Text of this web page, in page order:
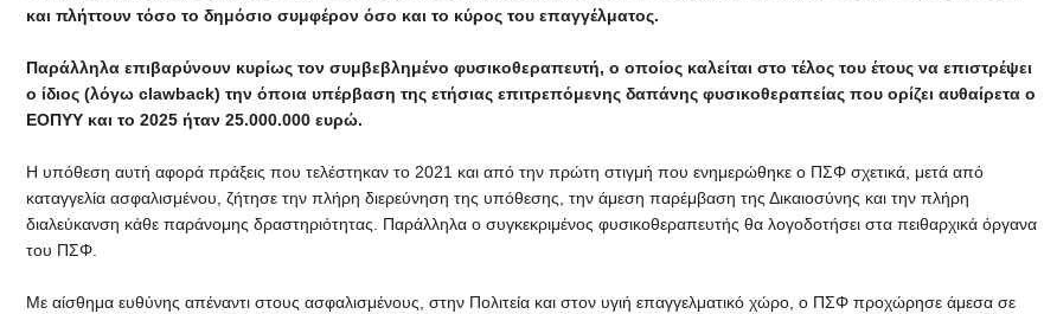
και πλήττουν τόσο το δημόσιο συμφέρον όσο και το κύρος του επαγγέλματος.
Παράλληλα επιβαρύνουν κυρίως τον συμβεβλημένο φυσικοθεραπευτή, ο οποίος καλείται στο τέλος του έτους να επιστρέψει
ο ίδιος (λόγω clawback) την όποια υπέρβαση της ετήσιας επιτρεπόμενης δαπάνης φυσικοθεραπείας που ορίζει αυθαίρετα ο
ΕΟΠΥΥ και το 2025 ήταν 25.000.000 ευρώ.
Η υπόθεση αυτή αφορά πράξεις που τελέστηκαν το 2021 και από την πρώτη στιγμή που ενημερώθηκε ο ΠΣΦ σχετικά, μετά από
καταγγελία ασφαλισμένου, ζήτησε την πλήρη διερεύνηση της υπόθεσης, την άμεση παρέμβαση της Δικαιοσύνης και την πλήρη
διαλεύκανση κάθε παράνομης δραστηριότητας. Παράλληλα ο συγκεκριμένος φυσικοθεραπευτής θα λογοδοτήσει στα πειθαρχικά όργανα
του ΠΣΦ.
Με αίσθημα ευθύνης απέναντι στους ασφαλισμένους, στην Πολιτεία και στον υγιή επαγγελματικό χώρο, ο ΠΣΦ προχώρησε άμεσα σε